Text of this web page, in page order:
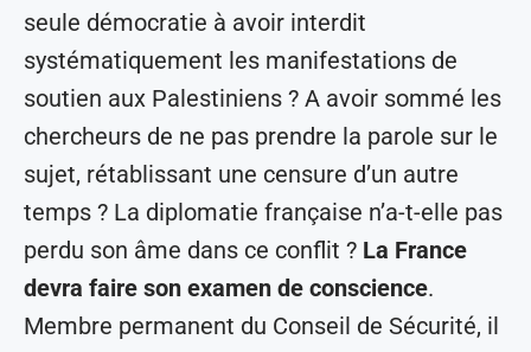
seule démocratie à avoir interdit
systématiquement les manifestations de
soutien aux Palestiniens ? A avoir sommé les
chercheurs de ne pas prendre la parole sur le
sujet, rétablissant une censure d’un autre
temps ? La diplomatie française n’a-t-elle pas
perdu son âme dans ce conflit ? La France
devra faire son examen de conscience.
Membre permanent du Conseil de Sécurité, il